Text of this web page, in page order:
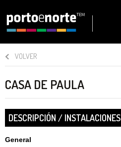
VOLVER
CASA DE PAULA
DESCRIPCIÓN / INSTALACIONES
General